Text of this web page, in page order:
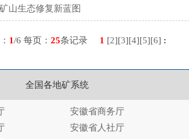
山生态修复新蓝图
1/6 每页： 25条记录 1 [2][3][4][5][6] :
全国各地矿系统
安徽省商务厅
安徽省人社厅